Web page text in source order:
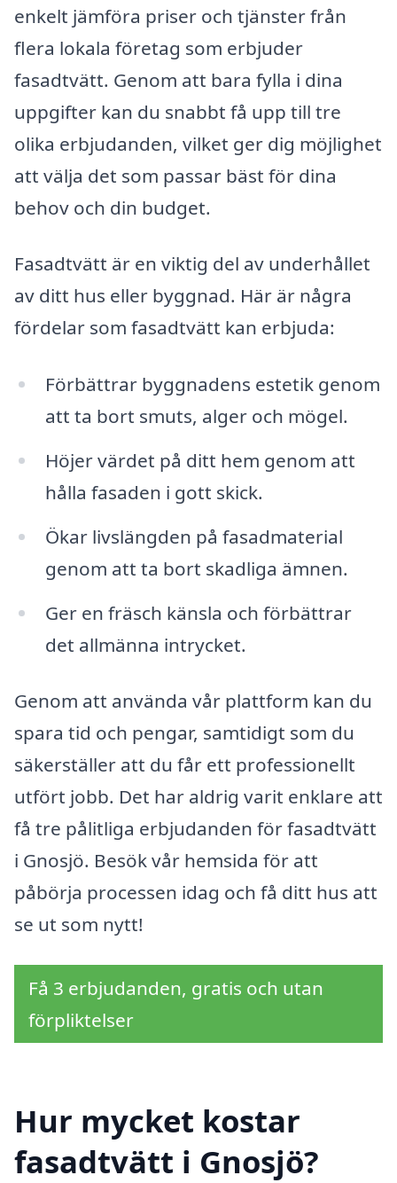
enkelt jämföra priser och tjänster från
flera lokala företag som erbjuder
fasadtvätt. Genom att bara fylla i dina
uppgifter kan du snabbt få upp till tre
olika erbjudanden, vilket ger dig möjlighet
att välja det som passar bäst för dina
behov och din budget.
Fasadtvätt är en viktig del av underhållet
av ditt hus eller byggnad. Här är några
fördelar som fasadtvätt kan erbjuda:
Förbättrar byggnadens estetik genom
att ta bort smuts, alger och mögel.
Höjer värdet på ditt hem genom att
hålla fasaden i gott skick.
Ökar livslängden på fasadmaterial
genom att ta bort skadliga ämnen.
Ger en fräsch känsla och förbättrar
det allmänna intrycket.
Genom att använda vår plattform kan du
spara tid och pengar, samtidigt som du
säkerställer att du får ett professionellt
utfört jobb. Det har aldrig varit enklare att
få tre pålitliga erbjudanden för fasadtvätt
i Gnosjö. Besök vår hemsida för att
påbörja processen idag och få ditt hus att
se ut som nytt!
Få 3 erbjudanden, gratis och utan
förpliktelser
Hur mycket kostar
fasadtvätt i Gnosjö?